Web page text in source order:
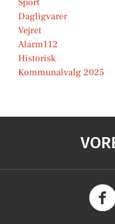
Sport
Dagligvarer
Vejret
Alarm112
Historisk
Kommunalvalg 2025